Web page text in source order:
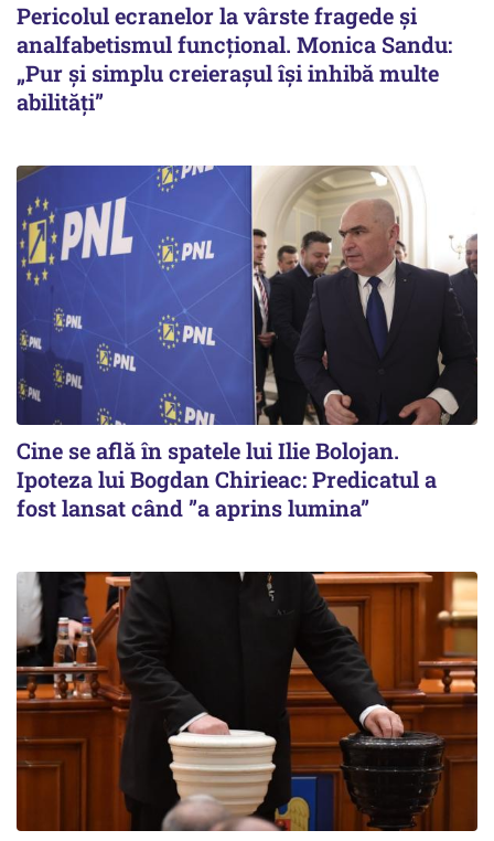
Pericolul ecranelor la vârste fragede și
analfabetismul funcțional. Monica Sandu:
„Pur și simplu creierașul își inhibă multe
abilități”
Cine se află în spatele lui Ilie Bolojan.
Ipoteza lui Bogdan Chirieac: Predicatul a
fost lansat când ”a aprins lumina”